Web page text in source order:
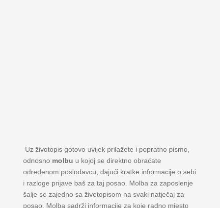
Uz životopis gotovo uvijek prilažete i popratno pismo,
odnosno molbu u kojoj se direktno obraćate
određenom poslodavcu, dajući kratke informacije o sebi
i razloge prijave baš za taj posao. Molba za zaposlenje
šalje se zajedno sa životopisom na svaki natječaj za
posao. Molba sadrži informacije za koje radno mjesto